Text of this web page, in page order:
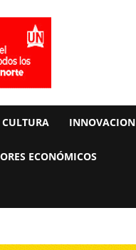
CULTURA INNOVACION
ECONÓMICOS